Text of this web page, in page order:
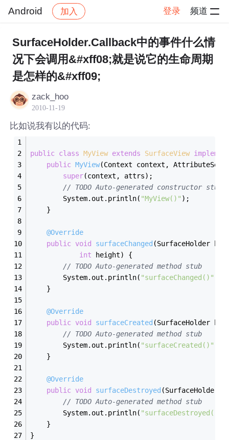
Android 加入 登录 频道
社区 Android 帖子详情
SurfaceHolder.Callback中的事件什么情
况下会调用&#xff08;就是说它的生命周期
是怎样的&#xff09;
zack_hoo
2010-11-19
比如说我有以的代码:
public class MyView extends SurfaceView
public MyView(Context context, AttributeSet
super(context, attrs);
// TODO Auto-generated constructor stub
		System.out.println(
"MyView()" );
	}
@Override
public void surfaceChanged (SurfaceHolder
int height)
{
// TODO Auto-generated method stub
		System.out.println(
"surfaceChanged()"
	}
@Override
public void surfaceCreated (SurfaceHolder
		System.out.println(
"surfaceCreated()"
	}
@Override
public void surfaceDestroyed (SurfaceHolder
// TODO Auto-generated method stub
		System.out.println(
"surfaceDestroyed()"
	}
}